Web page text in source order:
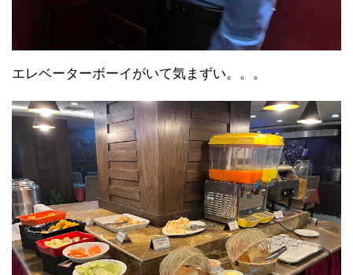
エレベーターボーイがいて気まずい。。。